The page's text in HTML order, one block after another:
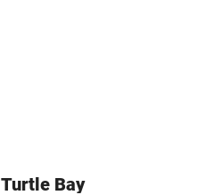
Turtle Bay